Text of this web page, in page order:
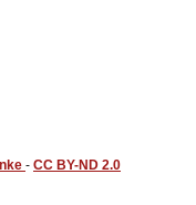
- CC BY-ND 2.0